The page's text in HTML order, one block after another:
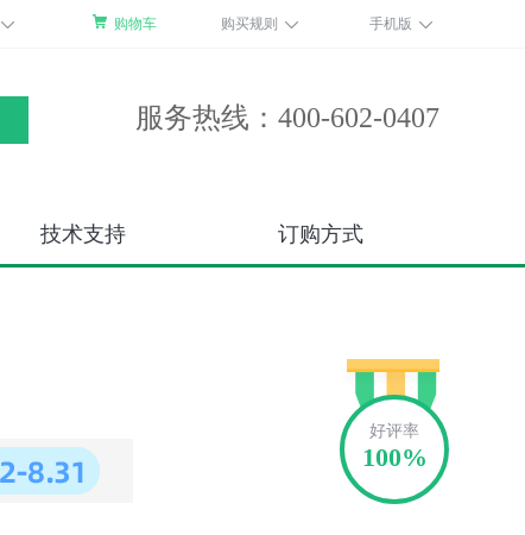
购物车 购买规则 手机版
服务热线：400-602-0407
技术支持 订购方式
好评率
100%